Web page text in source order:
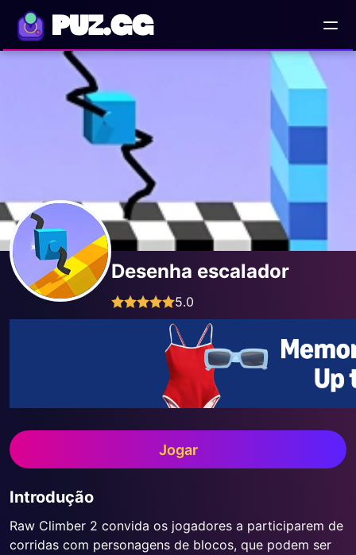
PUZ.GG
Desenha escalador
5.0
Jogar
Introdução
Raw Climber 2 convida os jogadores a participarem de
corridas com personagens de blocos, que podem ser